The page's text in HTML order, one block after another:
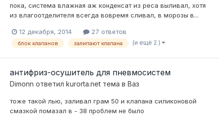
пока, система влажная аж конденсат из реса выливал, хотя
из влагоотделителя всегда вовремя сливал, в морозы в...
12 декабря, 2014 27 ответов
блок клапанов залипают клапана (и ещё 2 )
антифриз-осушитель для пневмосистем
Dimonn ответил kurorta.net тема в Ваз
тоже такой лью, заливал грам 50 и клапана силиконовой
смазкой помазал в - 38 проблем не было